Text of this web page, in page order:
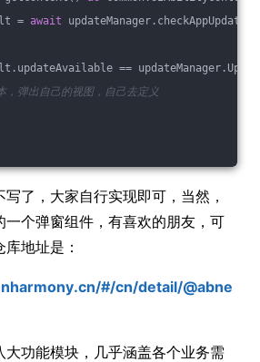
= await
==
弹出自己的视图，自己去定义
了，大家自行实现即可，当然，
一个弹窗组件，有喜欢的朋友，可
地址是：
#/cn/detail/@abne
大功能模块，几乎涵盖各个业务需